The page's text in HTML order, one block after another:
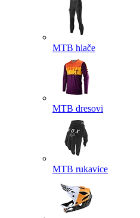
MTB hlače
MTB dresovi
MTB rukavice